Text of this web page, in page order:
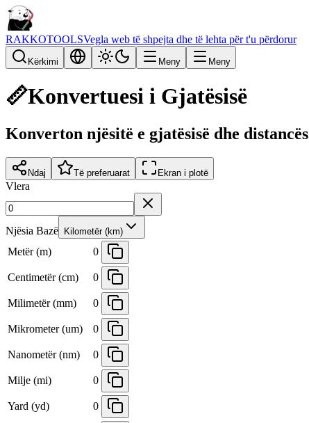
RAKKOTOOLSVegla web të shpejta dhe të lehta për t'u përdorur
Kërkimi Meny Meny
📏Konvertuesi i Gjatësisë
Konverton njësitë e gjatësisë dhe distancës
Ndaj Të preferuarat Ekran i plotë
Vlera
Njësia Bazë Kilometër (km)
Metër (m) 0
Centimetër (cm) 0
Milimetër (mm) 0
Mikrometer (um) 0
Nanometër (nm) 0
Milje (mi) 0
Yard (yd) 0